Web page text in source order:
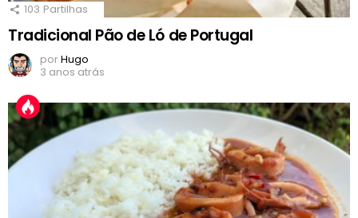
103 Partilhas
Tradicional Pão de Ló de Portugal
porHugo
3 anos atrás